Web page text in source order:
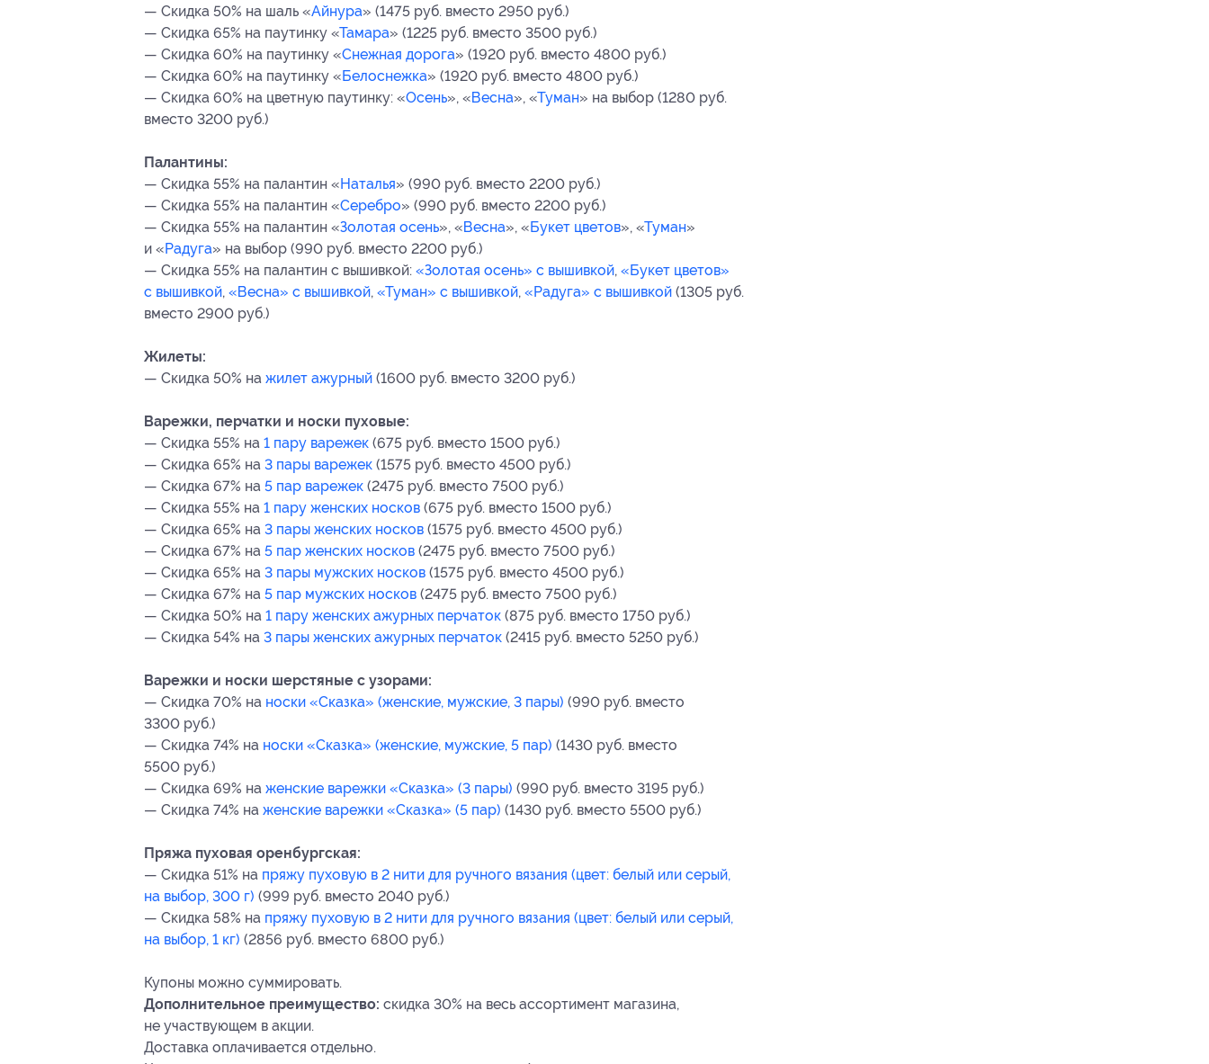
— Скидка 50% на шаль «Айнура» (1475 руб. вместо 2950 руб.)
— Скидка 65% на паутинку «Тамара» (1225 руб. вместо 3500 руб.)
— Скидка 60% на паутинку «Снежная дорога» (1920 руб. вместо 4800 руб.)
— Скидка 60% на паутинку «Белоснежка» (1920 руб. вместо 4800 руб.)
— Скидка 60% на цветную паутинку: «Осень», «Весна», «Туман» на выбор (1280 руб.
вместо 3200 руб.)
Палантины:
— Скидка 55% на палантин «Наталья» (990 руб. вместо 2200 руб.)
— Скидка 55% на палантин «Серебро» (990 руб. вместо 2200 руб.)
— Скидка 55% на палантин «Золотая осень», «Весна», «Букет цветов», «Туман»
и «Радуга» на выбор (990 руб. вместо 2200 руб.)
— Скидка 55% на палантин с вышивкой: «Золотая осень» с вышивкой, «Букет цветов»
с вышивкой, «Весна» с вышивкой, «Туман» с вышивкой, «Радуга» с вышивкой (1305 руб.
вместо 2900 руб.)
Жилеты:
— Скидка 50% на жилет ажурный (1600 руб. вместо 3200 руб.)
Варежки, перчатки и носки пуховые:
— Скидка 55% на 1 пару варежек (675 руб. вместо 1500 руб.)
— Скидка 65% на 3 пары варежек (1575 руб. вместо 4500 руб.)
— Скидка 67% на 5 пар варежек (2475 руб. вместо 7500 руб.)
— Скидка 55% на 1 пару женских носков (675 руб. вместо 1500 руб.)
— Скидка 65% на 3 пары женских носков (1575 руб. вместо 4500 руб.)
— Скидка 67% на 5 пар женских носков (2475 руб. вместо 7500 руб.)
— Скидка 65% на 3 пары мужских носков (1575 руб. вместо 4500 руб.)
— Скидка 67% на 5 пар мужских носков (2475 руб. вместо 7500 руб.)
— Скидка 50% на 1 пару женских ажурных перчаток (875 руб. вместо 1750 руб.)
— Скидка 54% на 3 пары женских ажурных перчаток (2415 руб. вместо 5250 руб.)
Варежки и носки шерстяные с узорами:
— Скидка 70% на носки «Сказка» (женские, мужские, 3 пары) (990 руб. вместо
3300 руб.)
— Скидка 74% на носки «Сказка» (женские, мужские, 5 пар) (1430 руб. вместо
5500 руб.)
— Скидка 69% на женские варежки «Сказка» (3 пары) (990 руб. вместо 3195 руб.)
— Скидка 74% на женские варежки «Сказка» (5 пар) (1430 руб. вместо 5500 руб.)
Пряжа пуховая оренбургская:
— Скидка 51% на пряжу пуховую в 2 нити для ручного вязания (цвет: белый или серый,
на выбор, 300 г) (999 руб. вместо 2040 руб.)
— Скидка 58% на пряжу пуховую в 2 нити для ручного вязания (цвет: белый или серый,
на выбор, 1 кг) (2856 руб. вместо 6800 руб.)
Купоны можно суммировать.
Дополнительное преимущество: скидка 30% на весь ассортимент магазина,
не участвующем в акции.
Доставка оплачивается отдельно.